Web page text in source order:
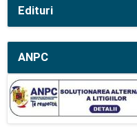
Edituri
ANPC